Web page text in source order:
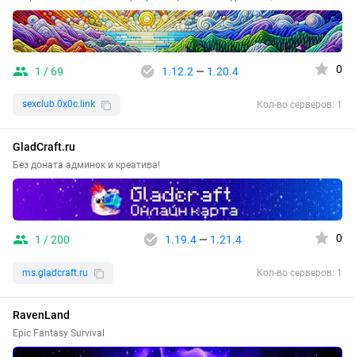
1 / 69 1.12.2 — 1.20.4 0
sexclub.0x0c.link Кол-во серверов: 1
GladCraft.ru
Без доната админок и креатива!
1 / 200 1.19.4— 1.21.4 0
ms.gladcraft.ru Кол-во серверов: 1
RavenLand
Epic Fantasy Survival